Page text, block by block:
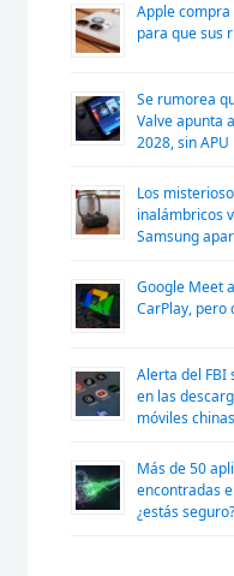
Apple compra
para que sus
Se rumorea
Valve apunta
2028, sin
Los
inalámbricos
Samsung
Google Meet
CarPlay, pero
Alerta del FBI
en las
móviles chinas
Más de 50
encontradas
¿estás seguro?